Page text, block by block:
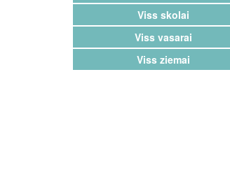
Viss skolai
Viss vasarai
Viss ziemai